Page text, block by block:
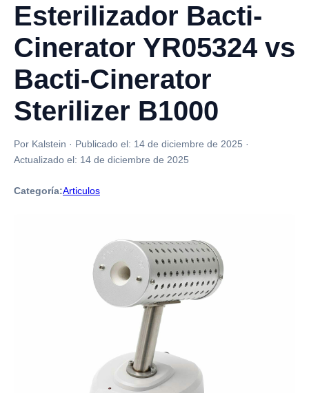
Esterilizador Bacti-
Cinerator YR05324 vs
Bacti-Cinerator
Sterilizer B1000
Por Kalstein · Publicado el: 14 de diciembre de 2025 ·
Actualizado el: 14 de diciembre de 2025
Categoría:Articulos